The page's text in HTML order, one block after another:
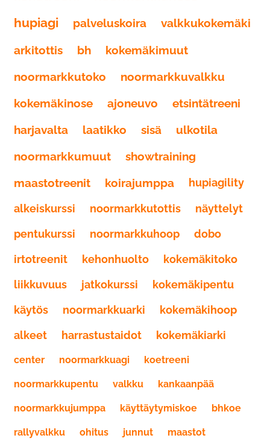
hupiagi
palveluskoira valkkukokemäki
arkitottis bh
kokemäkimuut
noormarkkutoko
noormarkkuvalkku
kokemäkinose
ajoneuvo
etsintätreeni
harjavalta
laatikko sisä
ulkotila
noormarkkumuut
showtraining
maastotreenit
koirajumppa hupiagility
alkeiskurssi noormarkkutottis
näyttelyt
pentukurssi
noormarkkuhoop
dobo
irtotreenit
kehonhuolto
kokemäkitoko
liikkuvuus
jatkokurssi
kokemäkipentu
käytös
noormarkkuarki
kokemäkihoop
alkeet
harrastustaidot kokemäkiarki
center noormarkkuagi koetreeni
noormarkkupentu valkku kankaanpää
noormarkkujumppa käyttäytymiskoe bhkoe
rallyvalkku ohitus junnut maastot